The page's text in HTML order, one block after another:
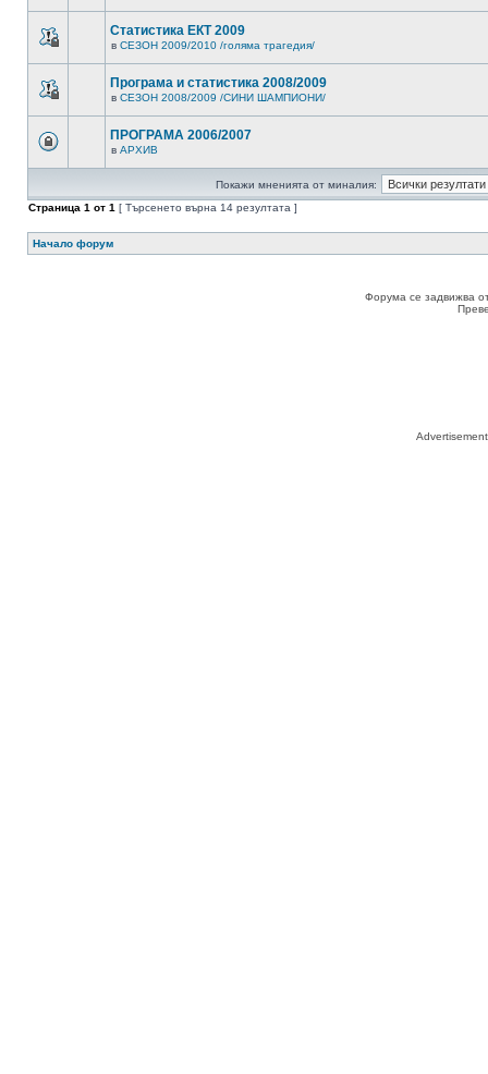
Статистика ЕКТ 2009
в СЕЗОН 2009/2010 /голяма трагедия/
Програма и статистика 2008/2009
в СЕЗОН 2008/2009 /СИНИ ШАМПИОНИ/
ПРОГРАМА 2006/2007
в АРХИВ
Покажи мненията от миналия:
Страница 1 от 1 [ Търсенето върна 14 резултата ]
Начало форум
Форума се задвижва